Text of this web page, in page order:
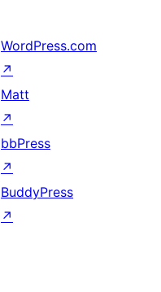
WordPress.com
↗
Matt
↗
bbPress
↗
BuddyPress
↗